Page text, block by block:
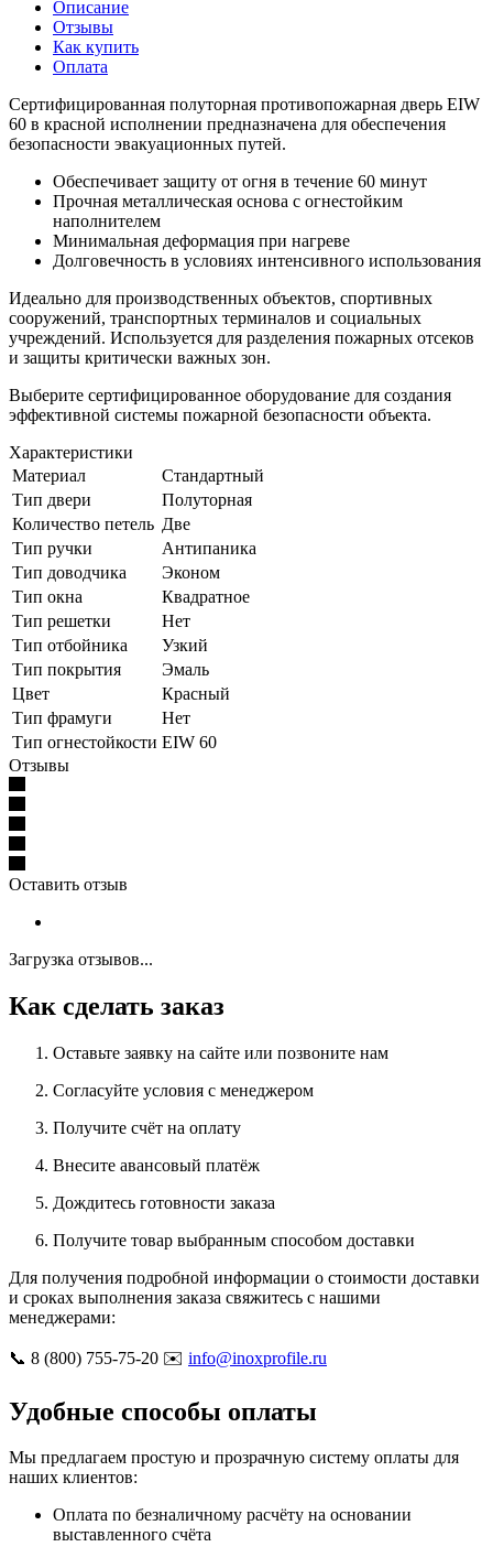
Описание
Отзывы
Как купить
Оплата
Сертифицированная полуторная противопожарная дверь EIW
60 в красной исполнении предназначена для обеспечения
безопасности эвакуационных путей.
Обеспечивает защиту от огня в течение 60 минут
Прочная металлическая основа с огнестойким
наполнителем
Минимальная деформация при нагреве
Долговечность в условиях интенсивного использования
Идеально для производственных объектов, спортивных
сооружений, транспортных терминалов и социальных
учреждений. Используется для разделения пожарных отсеков
и защиты критически важных зон.
Выберите сертифицированное оборудование для создания
эффективной системы пожарной безопасности объекта.
Характеристики
Материал
Стандартный
Тип двери
Полуторная
Количество петель Две
Тип ручки
Антипаника
Тип доводчика
Эконом
Тип окна
Квадратное
Тип решетки
Нет
Тип отбойника
Узкий
Тип покрытия
Эмаль
Цвет
Красный
Тип фрамуги
Нет
Тип огнестойкости EIW 60
Отзывы
Оставить отзыв
Загрузка отзывов...
Как сделать заказ
Оставьте заявку на сайте или позвоните нам
Согласуйте условия с менеджером
Получите счёт на оплату
Внесите авансовый платёж
Дождитесь готовности заказа
Получите товар выбранным способом доставки
Для получения подробной информации о стоимости доставки
и сроках выполнения заказа свяжитесь с нашими
менеджерами:
📞 8 (800) 755-75-20 ✉️ info@inoxprofile.ru
Удобные способы оплаты
Мы предлагаем простую и прозрачную систему оплаты для
наших клиентов:
Оплата по безналичному расчёту на основании
выставленного счёта